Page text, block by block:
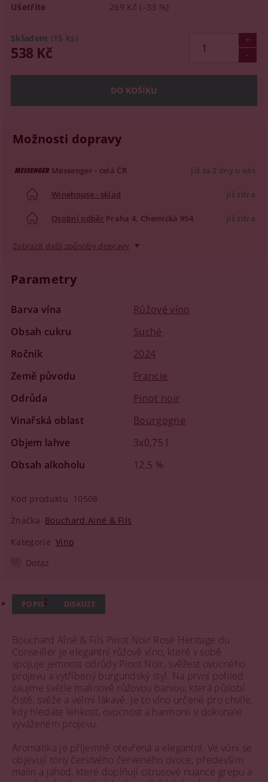
Skladem (15 ks)
Ušetříte 269 Kč (–33 %)
538 Kč
Možnosti dopravy
Messenger - celá ČR již za 2 dny u vás
Winehouse - sklad již zítra
Osobní odběr Praha 4, Chemická 954 již zítra
Zobrazit další způsoby dopravy
Parametry
Barva vína
Růžové víno
Obsah cukru
Suché
Ročník
2024
Země původu
Francie
Odrůda
Pinot noir
Vinařská oblast
Bourgogne
Objem lahve
3x0,75 l
Obsah alkoholu
12,5 %
Kód produktu
10508
Značka Bouchard Ainé & Fils
Kategorie Víno
Dotaz
POPIS DISKUZE
Bouchard Aîné & Fils Pinot Noir Rosé Heritage du
Conseiller je elegantní růžové víno, které v sobě
spojuje jemnost odrůdy Pinot Noir, svěžest ovocného
projevu a vytříbený burgundský styl. Na první pohled
zaujme světle malinově růžovou barvou, která působí
čistě, svěže a velmi lákavě. Je to víno určené pro chvíle,
kdy hledáte lehkost, ovocnost a harmonii v dokonale
vyváženém projevu.
Aromatika je příjemně otevřená a elegantní. Ve vůni se
objevují tóny čerstvého červeného ovoce, především
malin a jahod, které doplňují citrusové nuance grepu a